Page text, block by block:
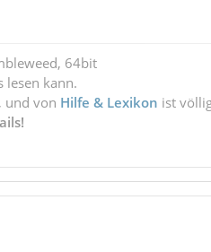
64bit
kann.
, und von Hilfe & Lexikon ist